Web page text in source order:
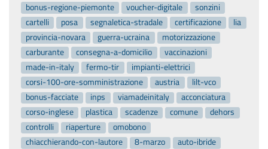
bonus-regione-piemonte
voucher-digitale
sonzini
cartelli
posa segnaletica-stradale certificazione
lia
provincia-novara
guerra-ucraina
motorizzazione
carburante
consegna-a-domicilio
vaccinazioni
made-in-italy
fermo-tir
impianti-elettrici
corsi-100-ore-somministrazione
austria
lilt-vco
bonus-facciate
inps viamadeinitaly
acconciatura
corso-inglese
plastica scadenze comune
dehors
controlli
riaperture
omobono
chiacchierando-con-lautore
8-marzo
auto-ibride